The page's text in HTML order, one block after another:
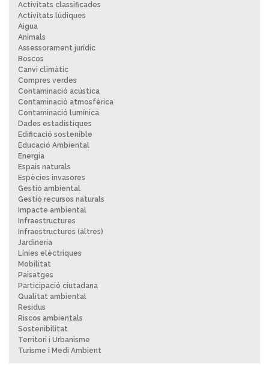
Activitats classificades
Activitats lúdiques
Aigua
Animals
Assessorament jurídic
Boscos
Canvi climàtic
Compres verdes
Contaminació acústica
Contaminació atmosfèrica
Contaminació lumínica
Dades estadístiques
Edificació sostenible
Educació Ambiental
Energia
Espais naturals
Espècies invasores
Gestió ambiental
Gestió recursos naturals
Impacte ambiental
Infraestructures
Infraestructures (altres)
Jardineria
Línies elèctriques
Mobilitat
Paisatges
Participació ciutadana
Qualitat ambiental
Residus
Riscos ambientals
Sostenibilitat
Territori i Urbanisme
Turisme i Medi Ambient